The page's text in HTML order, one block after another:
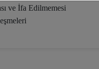
ve İfa Edilmemesi